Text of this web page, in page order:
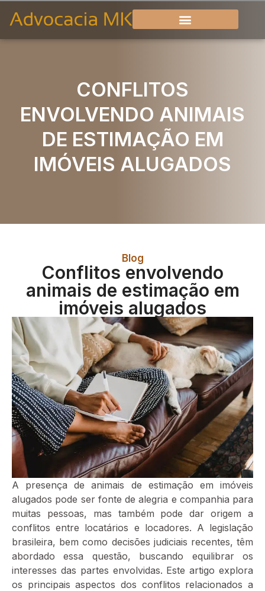
CONFLITOS
ENVOLVENDO ANIMAIS
DE ESTIMAÇÃO EM
IMÓVEIS ALUGADOS
Blog
Conflitos envolvendo
animais de estimação em
imóveis alugados
A presença de animais de estimação em imóveis
alugados pode ser fonte de alegria e companhia para
muitas pessoas, mas também pode dar origem a
conflitos entre locatários e locadores. A legislação
brasileira, bem como decisões judiciais recentes, têm
abordado essa questão, buscando equilibrar os
interesses das partes envolvidas. Este artigo explora
os principais aspectos dos conflitos relacionados a